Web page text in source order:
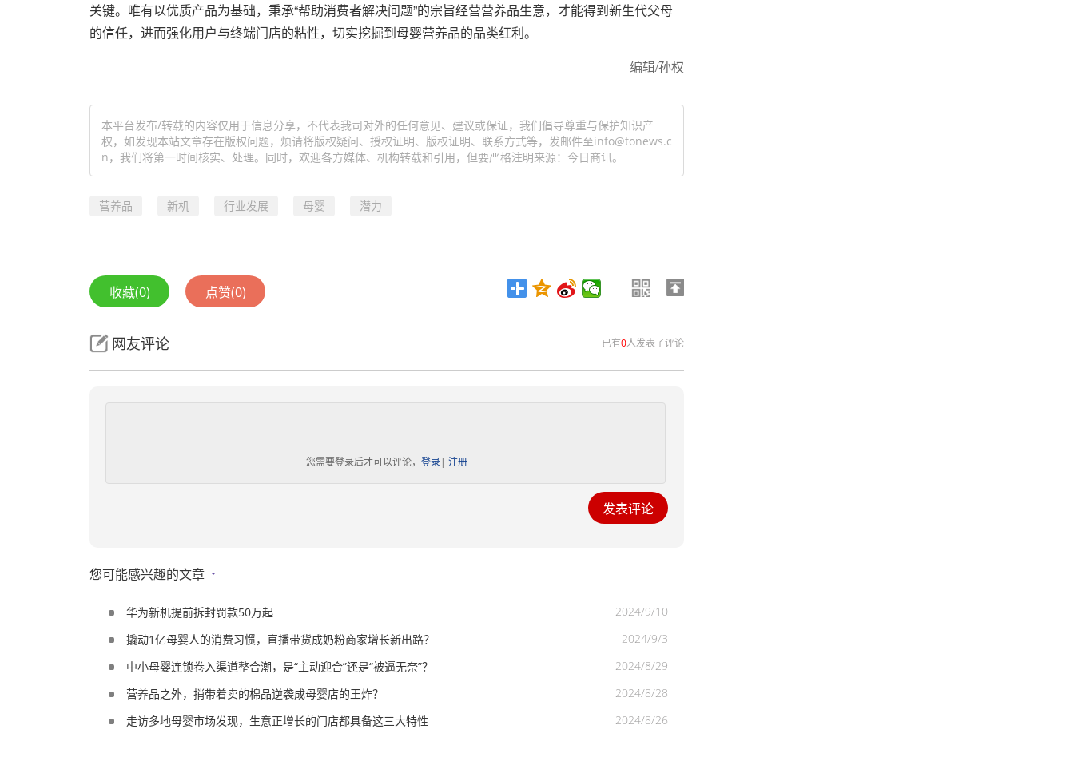
关键。唯有以优质产品为基础，秉承“帮助消费者解决问题”的宗旨经营营养品生意，才能得到新生代父母
的信任，进而强化用户与终端门店的粘性，切实挖掘到母婴营养品的品类红利。
编辑/孙权
本平台发布/转载的内容仅用于信息分享，不代表我司对外的任何意见、建议或保证，我们倡导尊重与保护知识产
权，如发现本站文章存在版权问题，烦请将版权疑问、授权证明、版权证明、联系方式等，发邮件至info@tonews.c
n，我们将第一时间核实、处理。同时，欢迎各方媒体、机构转载和引用，但要严格注明来源：今日商讯。
营养品 新机 行业发展 母婴 潜力
收藏(0) 点赞(0)
已有0人发表了评论
网友评论
您需要登录后才可以评论， 登录| 注册
您可能感兴趣的文章
华为新机提前拆封罚款50万起
2024/9/10
撬动1亿母婴人的消费习惯，直播带货成奶粉商家增长新出路？
2024/9/3
中小母婴连锁卷入渠道整合潮，是“主动迎合”还是“被逼无奈”？
2024/8/29
营养品之外，捎带着卖的棉品逆袭成母婴店的王炸？
2024/8/28
走访多地母婴市场发现，生意正增长的门店都具备这三大特性
2024/8/26